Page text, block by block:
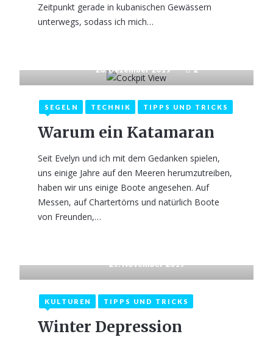
Zeitpunkt gerade in kubanischen Gewässern
unterwegs, sodass ich mich…
20. Dezember 2019 2
SEGELN TECHNIK TIPPS UND TRICKS
Warum ein Katamaran
Seit Evelyn und ich mit dem Gedanken spielen,
uns einige Jahre auf den Meeren herumzutreiben,
haben wir uns einige Boote angesehen. Auf
Messen, auf Chartertörns und natürlich Boote
von Freunden,…
29. November 2019
KULTUREN TIPPS UND TRICKS
Winter Depression